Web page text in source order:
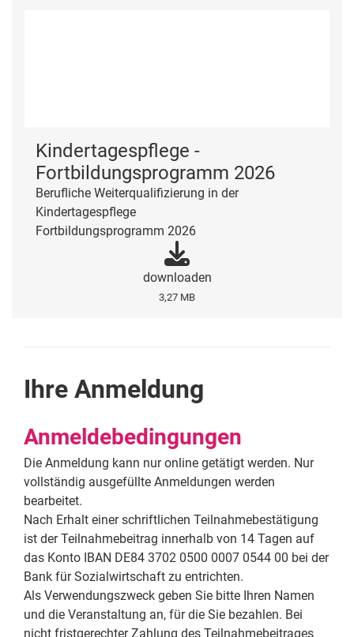
Kindertagespflege -
Fortbildungsprogramm 2026
Berufliche Weiterqualifizierung in der
Kindertagespflege
Fortbildungsprogramm 2026
downloaden
3,27 MB
Ihre Anmeldung
Anmeldebedingungen
Die Anmeldung kann nur online getätigt werden. Nur
vollständig ausgefüllte Anmeldungen werden
bearbeitet.
Nach Erhalt einer schriftlichen Teilnahmebestätigung
ist der Teilnahmebeitrag innerhalb von 14 Tagen auf
das Konto IBAN DE84 3702 0500 0007 0544 00 bei der
Bank für Sozialwirtschaft zu entrichten.
Als Verwendungszweck geben Sie bitte Ihren Namen
und die Veranstaltung an, für die Sie bezahlen. Bei
nicht fristgerechter Zahlung des Teilnahmebeitrages